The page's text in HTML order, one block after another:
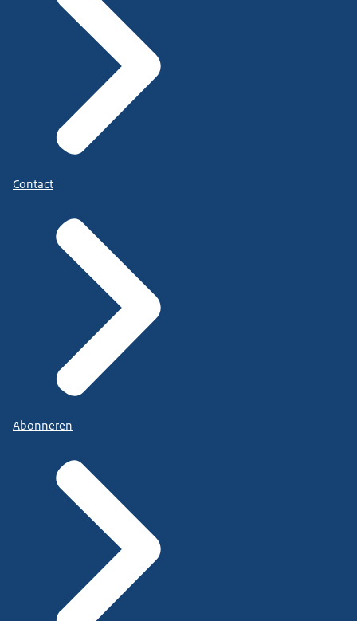
Contact
Abonneren